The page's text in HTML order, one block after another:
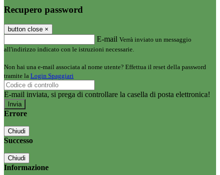
Recupero password
button close ×
E-mail Verrà inviato un messaggio
all'indirizzo indicato con le istruzioni necessarie.
Non hai una e-mail associata al nome utente? Effettua il reset della password
tramite la Login Spaggiari
E-mail inviata, si prega di controllare la casella di posta elettronica!
Errore
Chiudi
Successo
Chiudi
Informazione